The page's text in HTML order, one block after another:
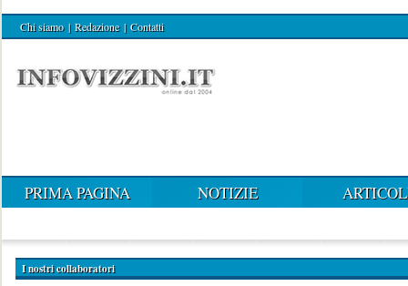
Chi siamo | Redazione | Contatti
PRIMA PAGINA NOTIZIE
I nostri collaboratori